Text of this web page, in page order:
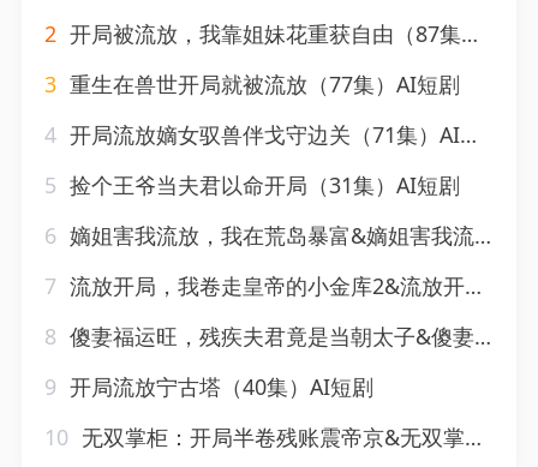
2 开局被流放，我靠姐妹花重获自由（87集）赖鑫&乐欢
3 重生在兽世开局就被流放（77集）AI短剧
4 开局流放嫡女驭兽伴戈守边关（71集）AI短剧
5 捡个王爷当夫君以命开局（31集）AI短剧
6 嫡姐害我流放，我在荒岛暴富&嫡姐害我流放我在荒岛暴富（68集）AI短剧
7 流放开局，我卷走皇帝的小金库2&流放开局我卷走皇帝的小金库2（96集）AI短剧
8 傻妻福运旺，残疾夫君竟是当朝太子&傻妻福运旺残疾夫君竟是当朝太子（88集）AI短剧
9 开局流放宁古塔（40集）AI短剧
10 无双掌柜：开局半卷残账震帝京&无双掌柜开局半卷残账震帝京（62集）AI短剧